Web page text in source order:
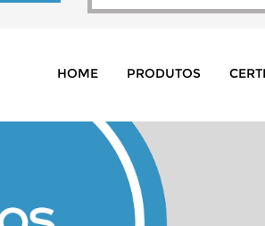
HOME PRODUTOS